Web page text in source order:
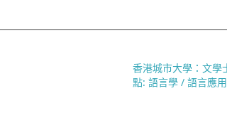
香港城市大學：文學
點: 語言學 / 語言應